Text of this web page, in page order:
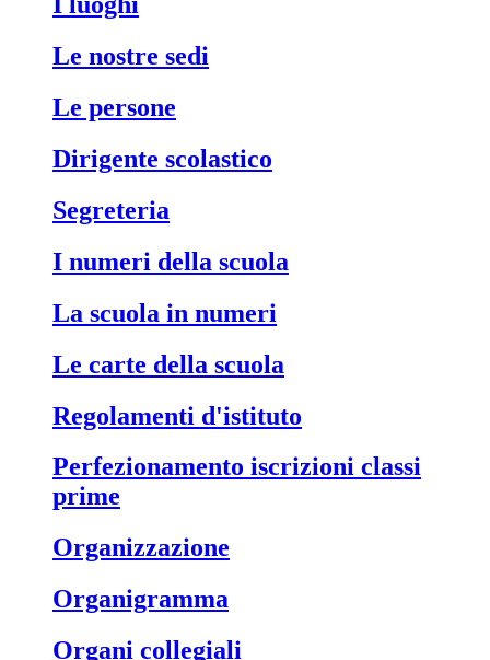
le nostre sedi
le persone
dirigente scolastico
segreteria
i numeri della scuola
la scuola in numeri
le carte della scuola
regolamenti d'istituto
perfezionamento iscrizioni classi
prime
organizzazione
organigramma
organi collegiali